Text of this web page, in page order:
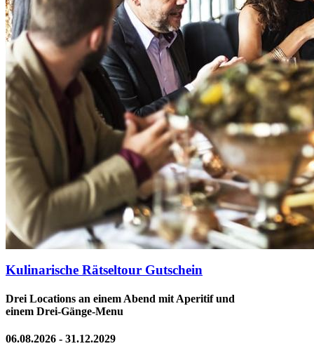
Kulinarische Rätseltour Gutschein
Drei Locations an einem Abend mit Aperitif und
einem Drei-Gänge-Menu
06.08.2026 - 31.12.2029